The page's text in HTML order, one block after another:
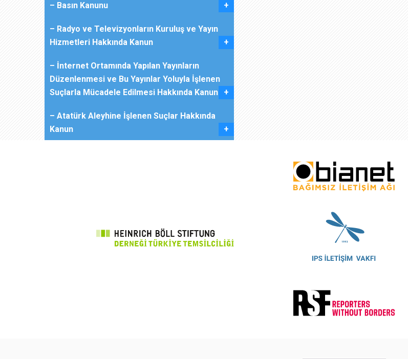
– Basın Kanunu
– Radyo ve Televizyonların Kuruluş ve Yayın
Hizmetleri Hakkında Kanun
– İnternet Ortamında Yapılan Yayınların
Düzenlenmesi ve Bu Yayınlar Yoluyla İşlenen
Suçlarla Mücadele Edilmesi Hakkında Kanun
– Atatürk Aleyhine İşlenen Suçlar Hakkında
Kanun